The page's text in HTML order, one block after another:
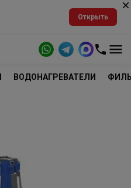
Открыть
ВОДОНАГРЕВАТЕЛИ